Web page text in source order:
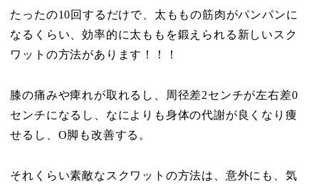
たったの10回するだけで、太ももの筋肉がパンパンに
なるくらい、効率的に太ももを鍛えられる新しいスク
ワットの方法があります！！！
膝の痛みや痺れが取れるし、周径差2センチが左右差0
センチになるし、なによりも身体の代謝が良くなり痩
せるし、O脚も改善する。
それくらい素敵なスクワットの方法は、意外にも、気